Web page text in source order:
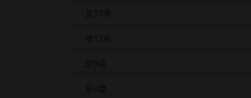
第15章
第12章
第9章
第6章